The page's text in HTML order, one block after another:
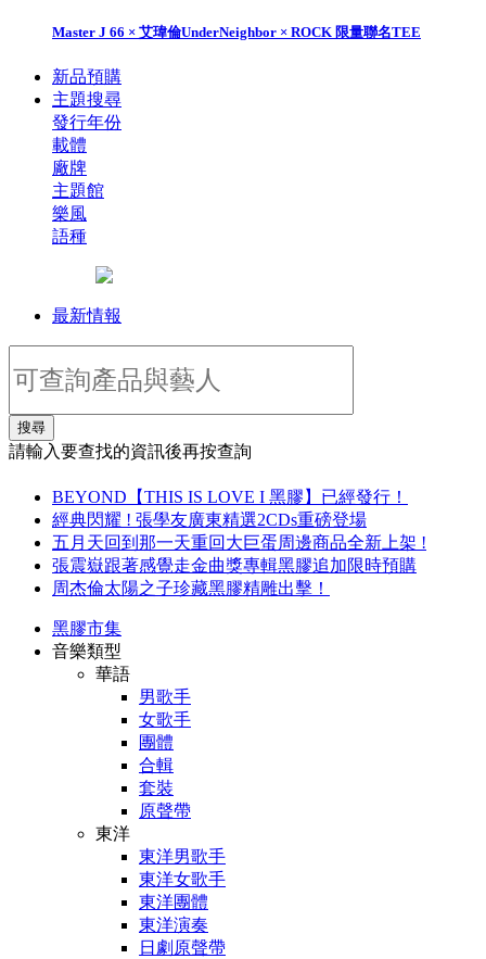
Master J 66 × 艾瑋倫UnderNeighbor × ROCK 限量聯名TEE
新品預購
主題搜尋
發行年份
載體
廠牌
主題館
樂風
語種
最新情報
搜尋
請輸入要查找的資訊後再按查詢
BEYOND【THIS IS LOVE I 黑膠】已經發行！
經典閃耀 ! 張學友廣東精選2CDs重磅登場
五月天回到那一天重回大巨蛋周邊商品全新上架 !
張震嶽跟著感覺走金曲獎專輯黑膠追加限時預購
周杰倫太陽之子珍藏黑膠精雕出擊！
黑膠市集
音樂類型
華語
男歌手
女歌手
團體
合輯
套裝
原聲帶
東洋
東洋男歌手
東洋女歌手
東洋團體
東洋演奏
日劇原聲帶